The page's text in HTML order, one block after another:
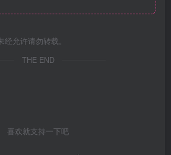
允许请勿转载。
THE END
喜欢就支持一下吧